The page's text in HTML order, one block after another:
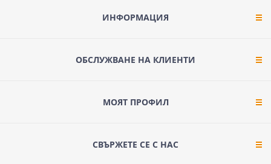
ИНФОРМАЦИЯ
ОБСЛУЖВАНЕ НА КЛИЕНТИ
МОЯТ ПРОФИЛ
СВЪРЖЕТЕ СЕ С НАС